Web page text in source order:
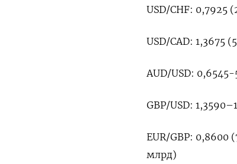
USD/CHF: 0,7925
USD/CAD: 1,3675
AUD/USD:
GBP/USD:
EUR/GBP: 0,8600
млрд)